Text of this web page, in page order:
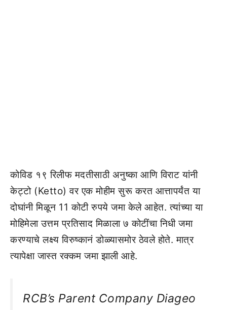
कोविड १९ रिलीफ मदतीसाठी अनुष्का आणि विराट यांनी
केट्टो (Ketto) वर एक मोहीम सुरू करत आत्तापर्यंत या
दोघांनी मिळून 11 कोटी रुपये जमा केले आहेत. त्यांच्या या
मोहिमेला उत्तम प्रतिसाद मिळाला ७ कोटींचा निधी जमा
करण्याचे लक्ष्य विरुष्कानं डोळ्यासमोर ठेवले होते. मात्र
त्यापेक्षा जास्त रक्कम जमा झाली आहे.
RCB’s Parent Company Diageo